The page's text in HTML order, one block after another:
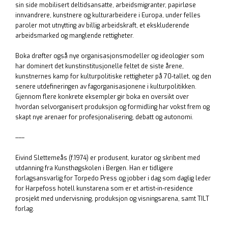
sin side mobilisert deltidsansatte, arbeidsmigranter, papirløse
innvandrere, kunstnere og kulturarbeidere i Europa, under felles
paroler mot utnytting av billig arbeidskraft, et ekskluderende
arbeidsmarked og manglende rettigheter.
Boka drøfter også nye organisasjonsmodeller og ideologier som
har dominert det kunstinstitusjonelle feltet de siste årene,
kunstnernes kamp for kulturpolitiske rettigheter på 70-tallet, og den
senere utdefineringen av fagorganisasjonene i kulturpolitikken.
Gjennom flere konkrete eksempler gir boka en oversikt over
hvordan selvorganisert produksjon og formidling har vokst frem og
skapt nye arenaer for profesjonalisering, debatt og autonomi.
–––
Eivind Slettemeås (f.1974) er produsent, kurator og skribent med
utdanning fra Kunsthøgskolen i Bergen. Han er tidligere
forlagsansvarlig for Torpedo Press og jobber i dag som daglig leder
for Harpefoss hotell kunstarena som er et artist-in-residence
prosjekt med undervisning, produksjon og visningsarena, samt TILT
forlag.